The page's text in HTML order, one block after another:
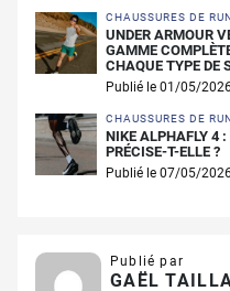
CHAUSSURES DE
UNDER ARMOUR
GAMME
CHAQUE TYPE DE
Publié le 01/05/
CHAUSSURES DE
NIKE ALPHAFLY 4 :
PRÉCISE-T-ELLE ?
Publié le 07/05/
Publié par
GAËL